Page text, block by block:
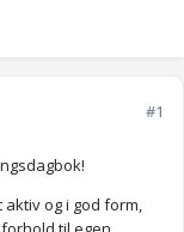
#1
og i god form,